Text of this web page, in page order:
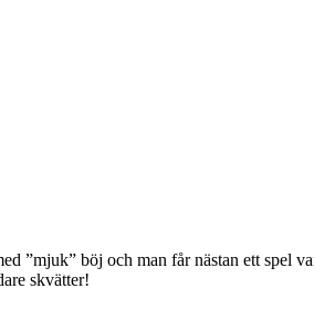
”mjuk” böj och man får nästan ett spel
skvätter!